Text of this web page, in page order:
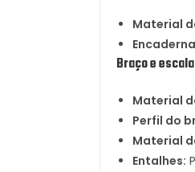
Material
Braço e escala
Material
Perfil do
Material
Entalhes: